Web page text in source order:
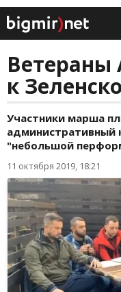
Ветераны
к
Участники марша
административный
"небольшой
11 октября 2019, 18:21